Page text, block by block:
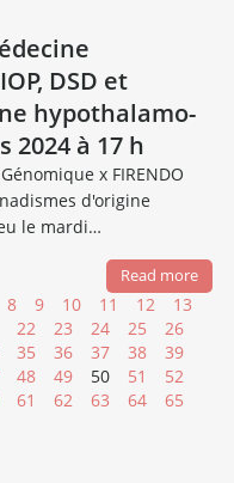
DSD et
hypothalamo-
2024 à 17 h
x FIRENDO
d'origine
le mardi…
Read more
8 9 10 11 12
13
22 23 24 25
26
35 36 37 38
39
48 49 50 51
52
61 62 63 64
65